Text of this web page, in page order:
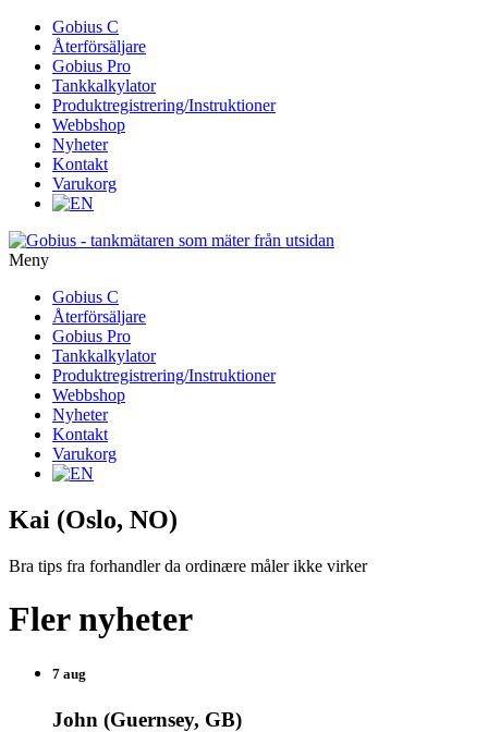
vidare
innehåll
Gobius C
Återförsäljare
Gobius Pro
Tankkalkylator
Produktregistrering/Instruktioner
Webbshop
Nyheter
Kontakt
Varukorg
Meny
vidare
innehåll
Gobius C
Återförsäljare
Gobius Pro
Tankkalkylator
Produktregistrering/Instruktioner
Webbshop
Nyheter
Kontakt
Varukorg
Kai (Oslo, NO)
Bra tips fra forhandler da ordinære måler ikke virker
Fler nyheter
7 aug
John (Guernsey, GB)